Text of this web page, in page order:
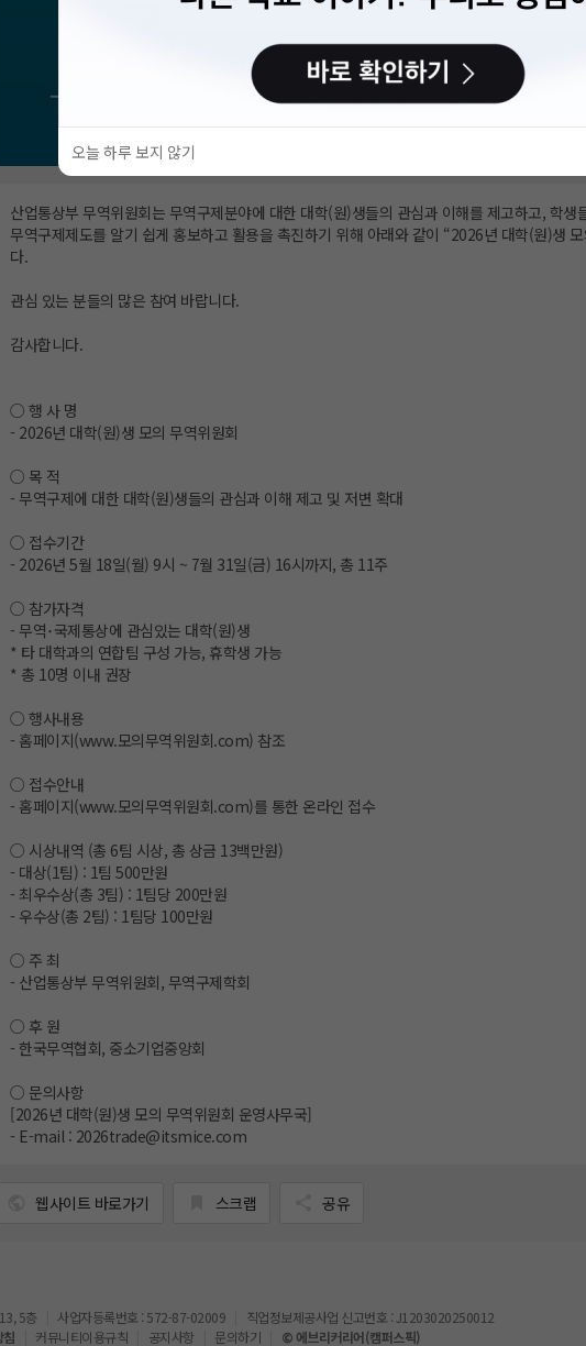
산업통상부 무역위원회는 무역구제분야에 대한 대학(원)생들의 관심과 이해를 제고하고, 학생
무역구제제도를 알기 쉽게 홍보하고 활용을 촉진하기 위해 아래와 같이 “2026년 대학(원)생
다.
관심 있는 분들의 많은 참여 바랍니다.
감사합니다.
○ 행 사 명
- 2026년 대학(원)생 모의 무역위원회
○ 목 적
- 무역구제에 대한 대학(원)생들의 관심과 이해 제고 및 저변 확대
○ 접수기간
- 2026년 5월 18일(월) 9시 ~ 7월 31일(금) 16시까지, 총 11주
○ 참가자격
- 무역･국제통상에 관심있는 대학(원)생
* 타 대학과의 연합팀 구성 가능, 휴학생 가능
* 총 10명 이내 권장
○ 행사내용
- 홈페이지(www.모의무역위원회.com) 참조
○ 접수안내
- 홈페이지(www.모의무역위원회.com)를 통한 온라인 접수
○ 시상내역 (총 6팀 시상, 총 상금 13백만원)
- 대상(1팀) : 1팀 500만원
- 최우수상(총 3팀) : 1팀당 200만원
- 우수상(총 2팀) : 1팀당 100만원
○ 주 최
- 산업통상부 무역위원회, 무역구제학회
○ 후 원
- 한국무역협회, 중소기업중앙회
○ 문의사항
[2026년 대학(원)생 모의 무역위원회 운영사무국]
- E-mail : 2026trade@itsmice.com
웹사이트 바로가기 스크랩 공유
5층 사업자등록번호 : 572-87-02009
직업정보제공사업 신고번호 : J1203020250012
커뮤니티이용규칙 공지사항 문의하기 © 에브리커리어(캠퍼스픽)
오늘 하루 보지 않기